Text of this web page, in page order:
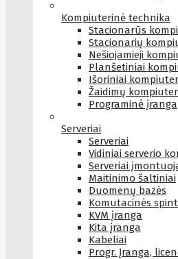
Kompiuterinė technika
Stacionarūs
Stacionarių
Nešiojamieji
Planšetiniai
Išoriniai
Žaidimų
Programinė įranga
Serveriai
Serveriai
Vidiniai serverio
Serveriai
Maitinimo šaltiniai
Duomenų bazės
Komutacinės
KVM įranga
Kita įranga
Kabeliai
Progr. Įranga,